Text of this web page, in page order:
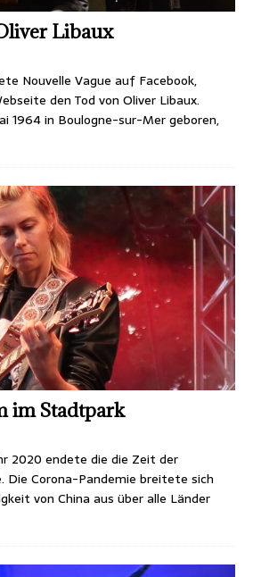
Libaux
Nouvelle Vague auf Facebook,
den Tod von Oliver Libaux.
1964 in Boulogne-sur-Mer geboren,
im Stadtpark
2020 endete die die Zeit der
Corona-Pandemie breitete sich
von China aus über alle Länder